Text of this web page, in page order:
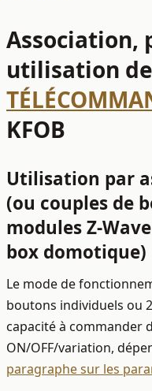
Association,
utilisation
KFOB
Utilisation par
(ou couples de
modules Z-
box domotique)
Le mode de
boutons individuels ou
capacité à commander
ON/OFF/variation,
paragraphe sur les